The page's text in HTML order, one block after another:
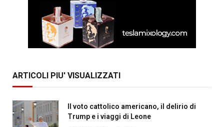
ARTICOLI PIU' VISUALIZZATI
Il voto cattolico americano, il delirio di
Trump e i viaggi di Leone